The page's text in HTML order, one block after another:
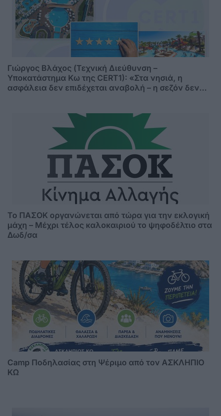
Γιώργος Βλάχος (Τεχνική Διεύθυνση –
Υποκατάστημα Κω της CERT1): «Στα νησιά, η
ασφάλεια δεν επιδέχεται αναβολή – η σεζόν δεν
Το ΠΑΣΟΚ οργανώνεται από τώρα για την εκλογική
μάχη – Μέχρι τέλος καλοκαιριού το ψηφοδέλτιο στα
Δωδ/σα
Camp Ποδηλασίας στη Ψέριμο από τον ΑΣΚΛΗΠΙΟ
ΚΩ